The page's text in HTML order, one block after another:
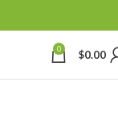
0 $0.00